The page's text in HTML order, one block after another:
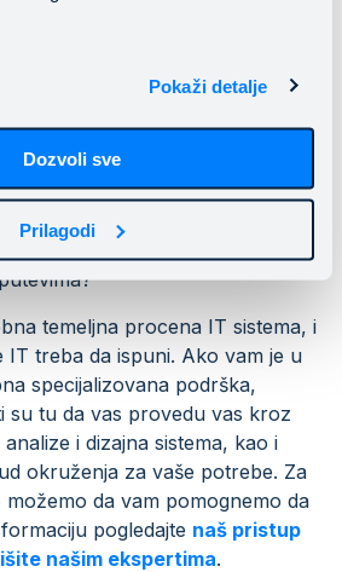
Pokaži detalje
Dozvoli sve
Prilagodi
i dizajn pre samog
zaključaka, koji dele i naši klijenti,
raditi sve odjednom. Cloud
više od prebacivanje servera
– njegova vrednost jeste
IT ekosistema, a time i
temeljna procena IT sistema, i
IT treba da ispuni. Ako vam je u
specijalizovana podrška,
su tu da vas provedu vas kroz
i dizajna sistema, kao i
okruženja za vaše potrebe. Za
da vam pomognemo da
pogledajte naš pristup
našim ekspertima.